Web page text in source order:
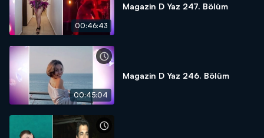
00:46:43
Magazin D Yaz 247. Bölüm
00:45:04
Magazin D Yaz 246. Bölüm